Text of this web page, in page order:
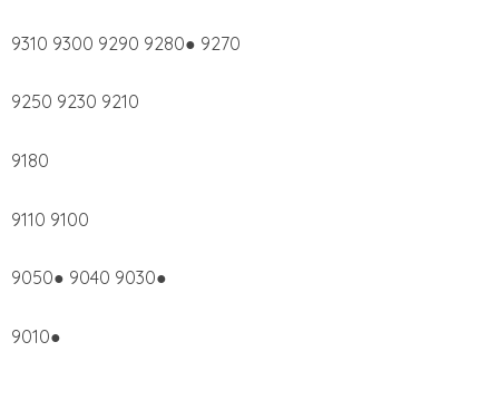
9310 9300 9290 9280● 9270
9250 9230 9210
9180
9110 9100
9050● 9040 9030●
9010●